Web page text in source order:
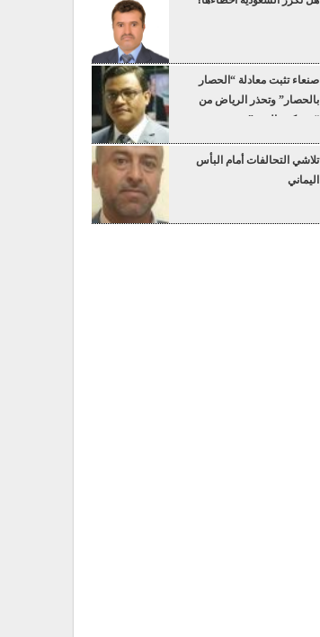
صنعاء تثبت معادلة “الحصار
بالحصار” وتحذر الرياض من
“عسكرة البحر”
تلاشي التحالفات أمام البأس
اليماني